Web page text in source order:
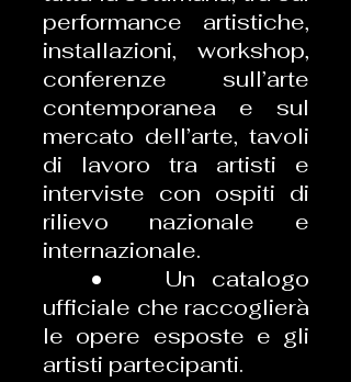
performance artistiche,
installazioni, workshop,
conferenze sull’arte
contemporanea e sul
mercato dell’arte, tavoli
di lavoro tra artisti e
interviste con ospiti di
rilievo nazionale e
internazionale.
• Un catalogo
ufficiale che raccoglierà
le opere esposte e gli
artisti partecipanti.